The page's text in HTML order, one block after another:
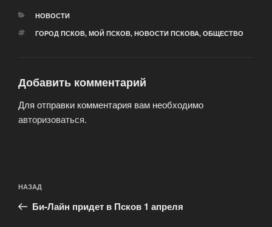
РУБРИКИ
НОВОСТИ
МЕТКИ
ГОРОД ПСКОВ, МОЙ ПСКОВ, НОВОСТИ ПСКОВА, ОБЩЕСТВО
Добавить комментарий
Для отправки комментария вам необходимо
авторизоваться.
по
записям
Предыдущая
запись:
НАЗАД
Би-Лайн придет в Псков 1 апреля